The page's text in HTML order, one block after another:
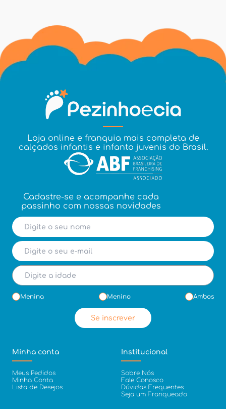
Loja online e franquia mais completa de
calçados infantis e infanto juvenis do Brasil.
Cadastre-se e acompanhe cada
passinho com nossas novidades
Menina Menino Ambos
Se inscrever
Minha conta
Meus Pedidos
Minha Conta
Lista de Desejos
Institucional
Sobre Nós
Fale Conosco
Dúvidas Frequentes
Seja um Franqueado